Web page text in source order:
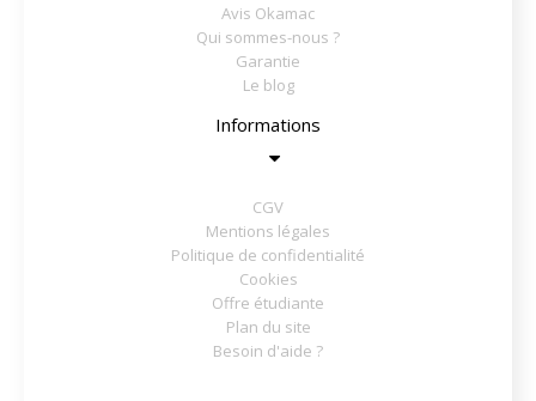
Avis Okamac
Qui sommes-nous ?
Garantie
Le blog
Informations
CGV
Mentions légales
Politique de confidentialité
Cookies
Offre étudiante
Plan du site
Besoin d'aide ?